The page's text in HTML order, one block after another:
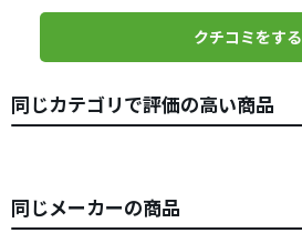
クチコミをする
同じカテゴリで評価の高い商品
同じメーカーの商品